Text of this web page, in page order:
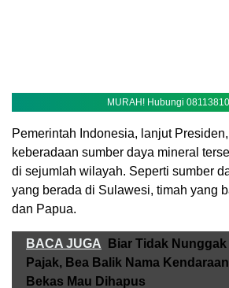
MURAH! Hubungi
Pemerintah Indonesia, lanjut
keberadaan sumber daya mineral
di sejumlah wilayah. Seperti sumber
yang berada di Sulawesi, timah yang
dan Papua.
BACA JUGA
Biar Tidak Nunggak
Pajak, Bea Balik Nama Kendaraan
Bekas Mau Dihapus